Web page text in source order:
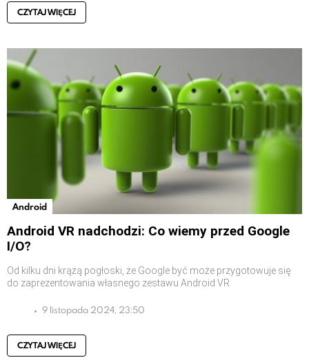
CZYTAJ WIĘCEJ
Android
Android VR nadchodzi: Co wiemy przed Google
I/O?
Od kilku dni krążą pogłoski, że Google być może przygotowuje się
do zaprezentowania własnego zestawu Android VR
9 listopada 2024, 23:50
CZYTAJ WIĘCEJ